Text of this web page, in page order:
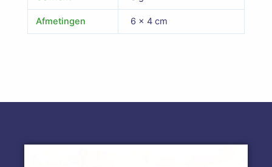
Afmetingen 6 × 4 cm